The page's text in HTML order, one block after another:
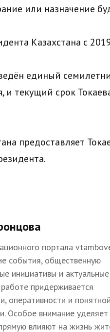
или назначение
Казахстана с
единый
и текущий срок
предоставляет
портала
события, общественную
инициативы и актуальные
придерживается
оперативности и понятной
Особое внимание уделяет
влияют на жизнь